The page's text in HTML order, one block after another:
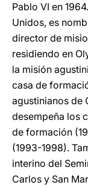
Pablo VI en
Unidos, es
director de
residiendo en
la misión
casa de
agustinianos de
desempeña los
de formación
(1993-1998).
interino del
Carlos y San